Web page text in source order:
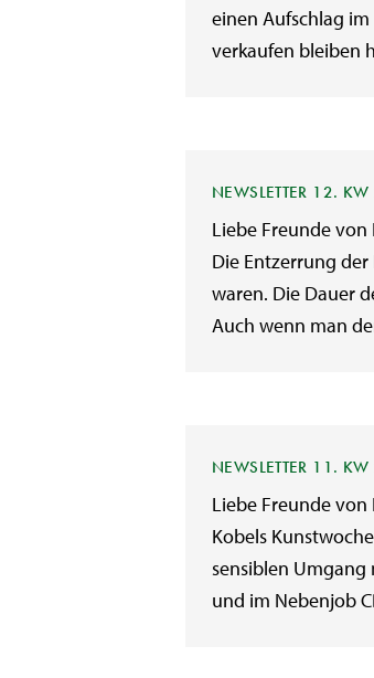
einen Aufschlag
verkaufen bleiben
NEWSLETTER 12.
Liebe Freunde von
Die Entzerrung
waren. Die Dauer
Auch wenn man
NEWSLETTER 11.
Liebe Freunde von
Kobels
sensiblen
und im Nebenjob